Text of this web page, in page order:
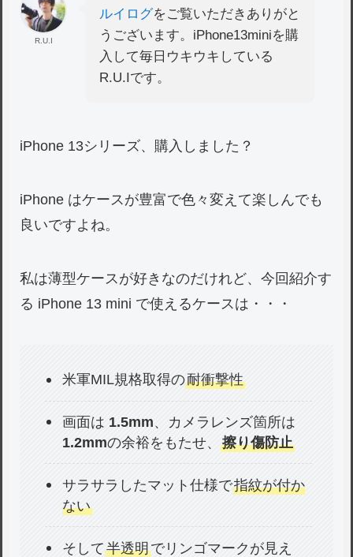
R.U.I
ルイログをご覧いただきありがと
うございます。iPhone13miniを購
入して毎日ウキウキしている
R.U.Iです。
iPhone 13シリーズ、購入しました？
iPhone はケースが豊富で色々変えて楽しんでも
良いですよね。
私は薄型ケースが好きなのだけれど、今回紹介す
る iPhone 13 mini で使えるケースは・・・
米軍MIL規格取得の耐衝撃性
画面は 1.5mm、カメラレンズ箇所は
1.2mmの余裕をもたせ、擦り傷防止
サラサラしたマット仕様で指紋が付か
ない
そして半透明でリンゴマークが見え